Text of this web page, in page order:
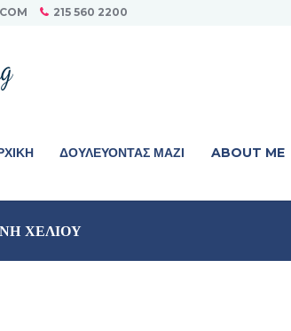
215 560 2200
ΔΟΥΛΕΎΟΝΤΑΣ ΜΑΖΊ ABOUT ME
ΧΕΛΙΟΥ